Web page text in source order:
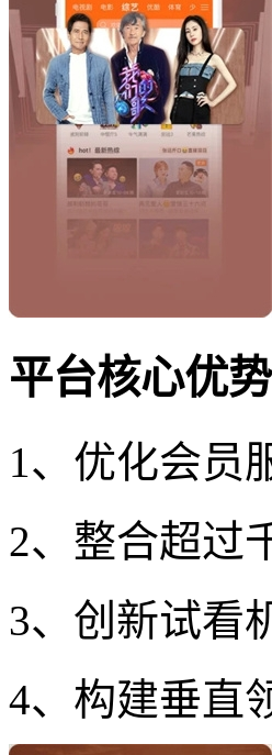
平台核心优势
1、优化会员
2、整合超过
3、创新试看
4、构建垂直